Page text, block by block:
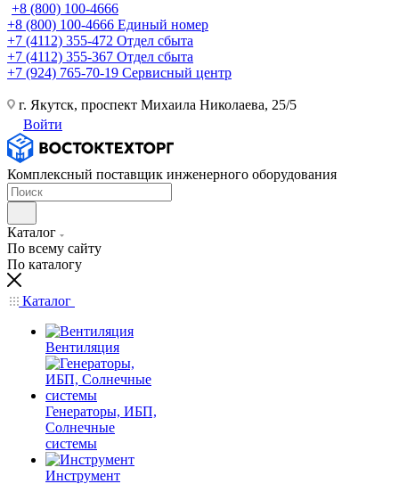
+8 (800) 100-4666
+8 (800) 100-4666 Единый номер
+7 (4112) 355-472 Отдел сбыта
+7 (4112) 355-367 Отдел сбыта
+7 (924) 765-70-19 Сервисный центр
г. Якутск, проспект Михаила Николаева, 25/5
Войти
Комплексный поставщик инженерного оборудования
Каталог
По всему сайту
По каталогу
Каталог
Вентиляция
Генераторы, ИБП,
Солнечные
системы
Инструмент